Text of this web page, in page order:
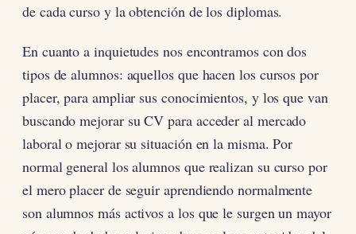
de cada curso y la obtención de los diplomas.
En cuanto a inquietudes nos encontramos con dos
tipos de alumnos: aquellos que hacen los cursos por
placer, para ampliar sus conocimientos, y los que van
buscando mejorar su CV para acceder al mercado
laboral o mejorar su situación en la misma. Por
normal general los alumnos que realizan su curso por
el mero placer de seguir aprendiendo normalmente
son alumnos más activos a los que le surgen un mayor